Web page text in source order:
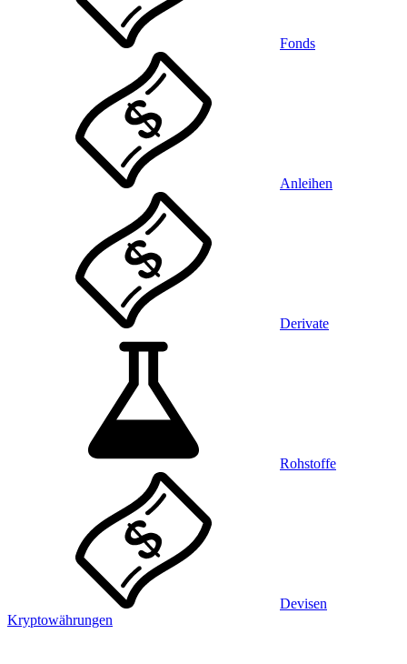
Fonds
Anleihen
Derivate
Rohstoffe
Devisen
Kryptowährungen